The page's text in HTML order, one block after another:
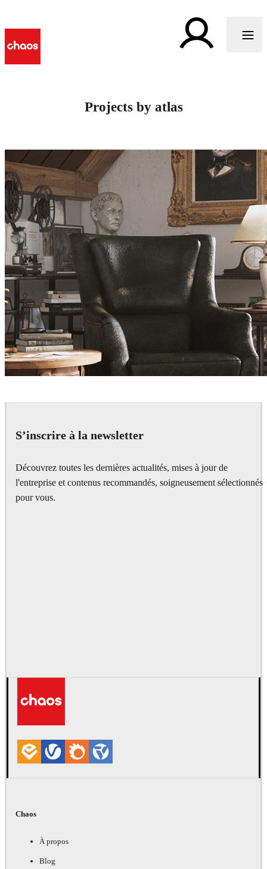
Projects by atlas
S’inscrire à la newsletter
Découvrez toutes les dernières actualités, mises à jour de
l'entreprise et contenus recommandés, soigneusement sélectionnés
pour vous.
Chaos
À propos
Blog